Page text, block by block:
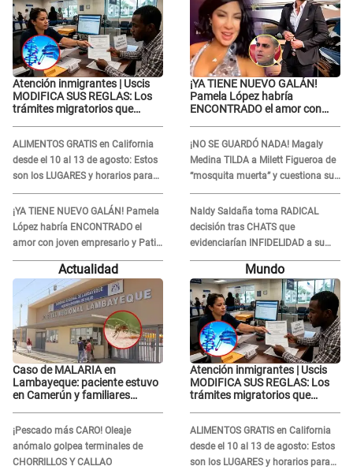
Atención inmigrantes | Uscis
MODIFICA SUS REGLAS: Los
trámites migratorios que
ALIMENTOS GRATIS en California
desde el 10 al 13 de agosto: Estos
son los LUGARES y horarios para
recibir la ayuda
¡YA TIENE NUEVO GALÁN! Pamela
López habría ENCONTRADO el
amor con joven empresario y Pati
Lorena la ECHA en VIVO
¡YA TIENE NUEVO GALÁN!
Pamela López habría
ENCONTRADO el amor con
¡NO SE GUARDÓ NADA! Magaly
Medina TILDA a Milett Figueroa de
“mosquita muerta” y cuestiona su
RECONCILIACIÓN con Marcelo
Tinelli en TV argentina
Naldy Saldaña toma RADICAL
decisión tras CHATS que
evidenciarían INFIDELIDAD a su
novio con animador de 'La Bella
Luz': "Un día..."
Actualidad
Caso de MALARIA en
Lambayeque: paciente estuvo
en Camerún y familiares
¡Pescado más CARO! Oleaje
anómalo golpea terminales de
CHORRILLOS Y CALLAO
Mundo
Atención inmigrantes | Uscis
MODIFICA SUS REGLAS: Los
trámites migratorios que
ALIMENTOS GRATIS en California
desde el 10 al 13 de agosto: Estos
son los LUGARES y horarios para